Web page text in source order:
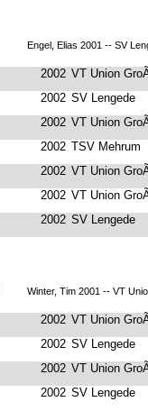
Engel, Elias 2001 -- SV
2002 VT Union
2002 SV Lengede
2002 VT Union
2002 TSV Mehrum
2002 VT Union
2002 VT Union
2002 SV Lengede
Winter, Tim 2001 -- VT
2002 VT Union
2002 SV Lengede
2002 VT Union
2002 SV Lengede